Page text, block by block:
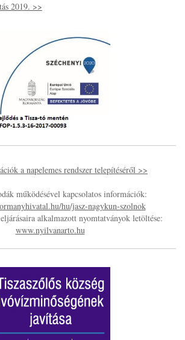
2019. >>
a napelemes rendszer telepítéséről >>
működésével kapcsolatos információk:
hu/jasz-nagykun-szolnok
alkalmazott nyomtatványok letöltése:
www.nyilvanarto.hu